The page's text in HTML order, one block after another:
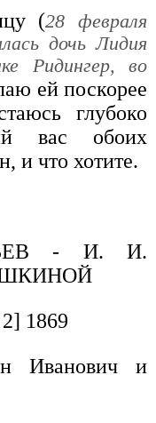
(28 февраля
дочь Лидия
Ридингер, во
ей поскорее
глубоко
вас обоих
и что хотите.
- И. И.
1869
Иванович и